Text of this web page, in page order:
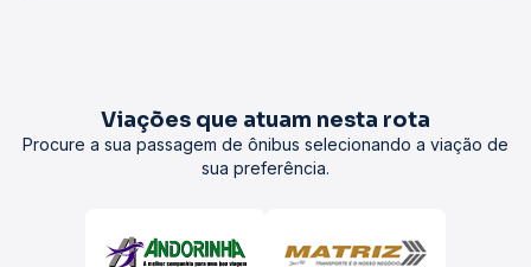
Viações que atuam nesta rota
Procure a sua passagem de ônibus selecionando a viação de
sua preferência.